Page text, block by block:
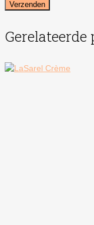
Gerelateerde